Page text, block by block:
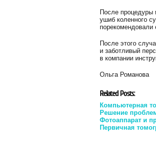
После процедуры
ушиб коленного
После этого
и заботливый
в компании
Ольга Романова
Related Posts:
Компьютерная
Решение
Фотоаппарат и
Первичная